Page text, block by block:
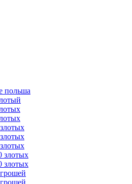
польша
злотых
злотых